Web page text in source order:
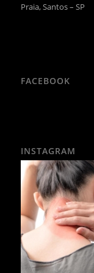
Praia, Santos – SP
FACEBOOK
INSTAGRAM